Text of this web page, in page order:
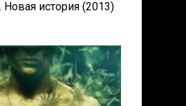
Новая история (2013)